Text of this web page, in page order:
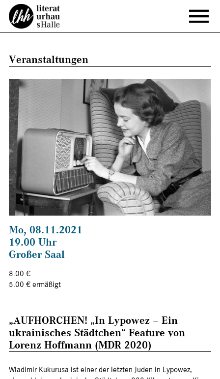
Veranstaltungen
Mo, 08.11.2021
19.00 Uhr
Großer Saal
8.00 €
5.00 € ermäßigt
„AUFHORCHEN! „In Lypowez – Ein
ukrainisches Städtchen“ Feature von
Lorenz Hoffmann (MDR 2020)
Wladimir Kukurusa ist einer der letzten Juden in Lypowez,